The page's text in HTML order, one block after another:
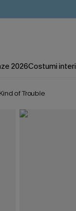
2026Costumi interi
of Trouble